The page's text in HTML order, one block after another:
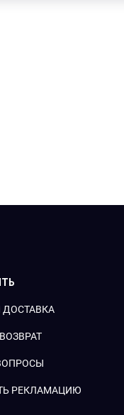
ДОСТАВКА
РЕКЛАМАЦИЮ